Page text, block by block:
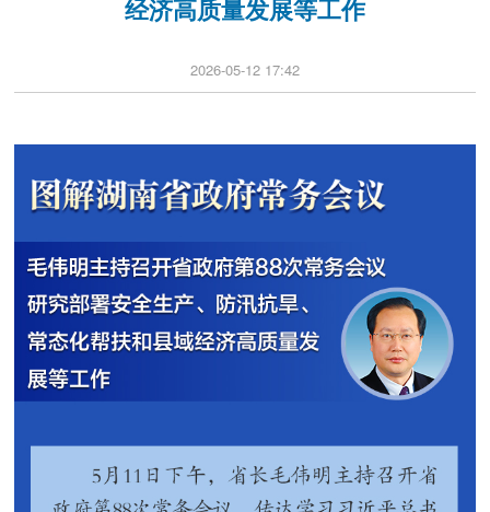
经济高质量发展等工作
2026-05-12 17:42